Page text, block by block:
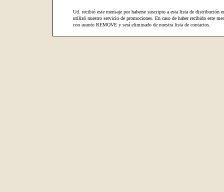
Ud. recibió este mensaje por haberse suscripto a esta lista de distribución
utilizó nuestro servicio de promociones. En caso de haber recibido este
con asunto REMOVE y será eliminado de nuestra lista de contactos.